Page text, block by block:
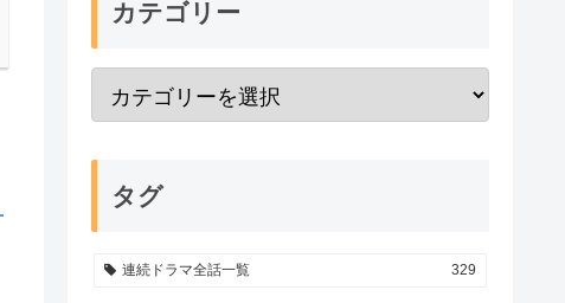
カテゴリー
タグ
連続ドラマ全話一覧 329